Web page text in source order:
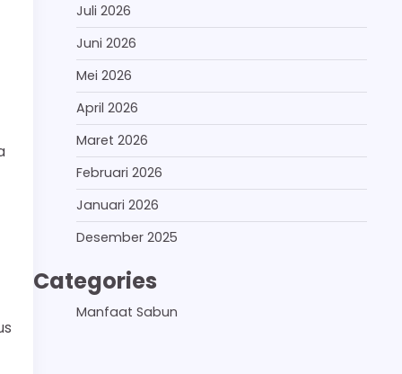
Juli 2026
Juni 2026
Mei 2026
April 2026
Maret 2026
Februari 2026
Januari 2026
Desember 2025
Categories
Manfaat Sabun